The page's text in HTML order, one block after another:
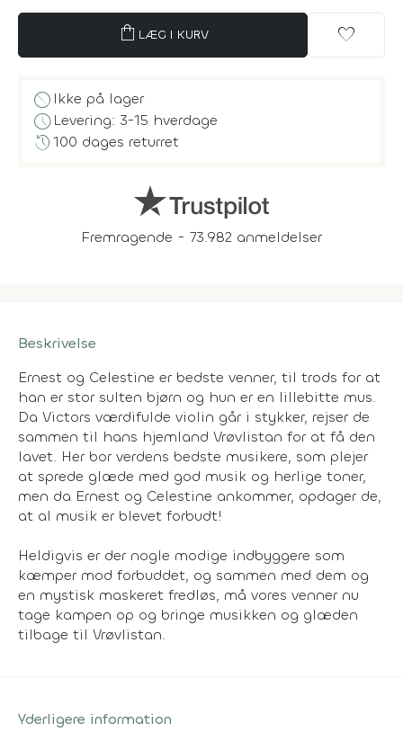
shopping_bag LÆG I KURV favorite
block Ikke på lager
scheduleLevering: 3-15 hverdage
history100 dages returret
Fremragende - 73.982 anmeldelser
Beskrivelse
Ernest og Celestine er bedste venner, til trods for at
han er stor sulten bjørn og hun er en lillebitte mus.
Da Victors værdifulde violin går i stykker, rejser de
sammen til hans hjemland Vrøvlistan for at få den
lavet. Her bor verdens bedste musikere, som plejer
at sprede glæde med god musik og herlige toner,
men da Ernest og Celestine ankommer, opdager de,
at al musik er blevet forbudt!
Heldigvis er der nogle modige indbyggere som
kæmper mod forbuddet, og sammen med dem og
en mystisk maskeret fredløs, må vores venner nu
tage kampen op og bringe musikken og glæden
tilbage til Vrøvlistan.
Yderligere information